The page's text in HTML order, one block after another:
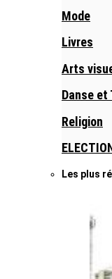
Mode
Livres
Arts
Danse
Religion
Les plus